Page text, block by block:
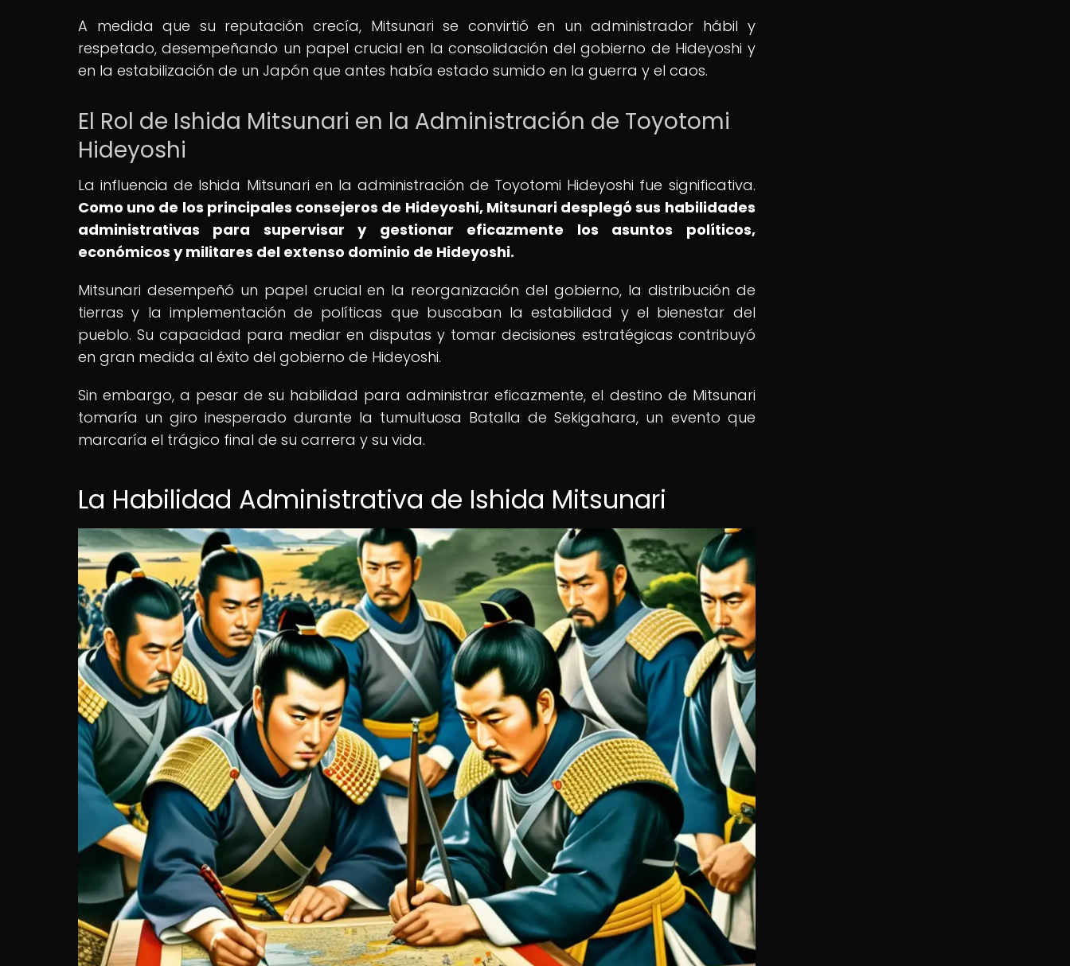
A medida que su reputación crecía, Mitsunari se convirtió en un administrador hábil y
respetado, desempeñando un papel crucial en la consolidación del gobierno de Hideyoshi y
en la estabilización de un Japón que antes había estado sumido en la guerra y el caos.
El Rol de Ishida Mitsunari en la Administración de Toyotomi
Hideyoshi
La influencia de Ishida Mitsunari en la administración de Toyotomi Hideyoshi fue significativa.
Como uno de los principales consejeros de Hideyoshi, Mitsunari desplegó sus habilidades
administrativas para supervisar y gestionar eficazmente los asuntos políticos,
económicos y militares del extenso dominio de Hideyoshi.
Mitsunari desempeñó un papel crucial en la reorganización del gobierno, la distribución de
tierras y la implementación de políticas que buscaban la estabilidad y el bienestar del
pueblo. Su capacidad para mediar en disputas y tomar decisiones estratégicas contribuyó
en gran medida al éxito del gobierno de Hideyoshi.
Sin embargo, a pesar de su habilidad para administrar eficazmente, el destino de Mitsunari
tomaría un giro inesperado durante la tumultuosa Batalla de Sekigahara, un evento que
marcaría el trágico final de su carrera y su vida.
La Habilidad Administrativa de Ishida Mitsunari